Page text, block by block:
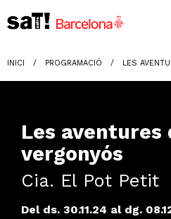
INICI PROGRAMACIÓ LES
Les aventures
vergonyós
Cia. El Pot Petit
Del ds. 30.11.24 al dg.